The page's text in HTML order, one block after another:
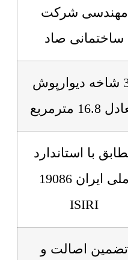
مهندسی شرکت
ساختمانی صاد
30 شاخه دیوارپوش
مترمربع
با استاندارد
ملی ایران 19086
ISIRI
تضمین اصالت و